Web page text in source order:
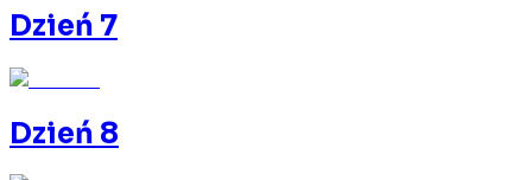
Dzień 7
Dzień 8